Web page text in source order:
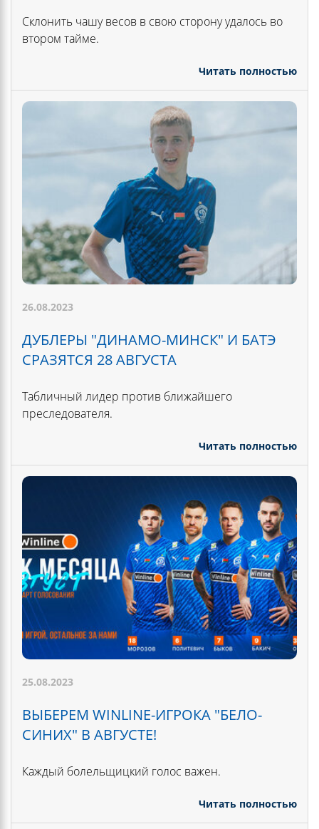
Склонить чашу весов в свою сторону удалось во
втором тайме.
Читать полностью
26.08.2023
ДУБЛЕРЫ "ДИНАМО-МИНСК" И БАТЭ
СРАЗЯТСЯ 28 АВГУСТА
Табличный лидер против ближайшего
преследователя.
Читать полностью
25.08.2023
ВЫБЕРЕМ WINLINE-ИГРОКА "БЕЛО-
СИНИХ" В АВГУСТЕ!
Каждый болельщицкий голос важен.
Читать полностью